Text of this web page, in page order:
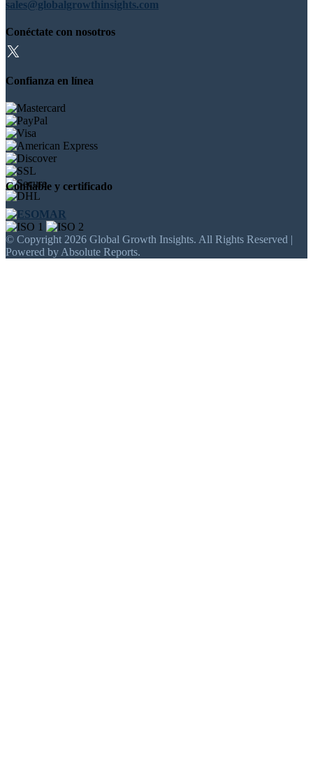
sales@globalgrowthinsights.com
Conéctate con nosotros
Confianza en línea
Confiable y certificado
© Copyright 2026 Global Growth Insights. All Rights Reserved |
Powered by Absolute Reports.